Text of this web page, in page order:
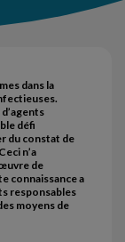
dans la
défi
du constat de
n’a
de
connaissance a
responsables
moyens de